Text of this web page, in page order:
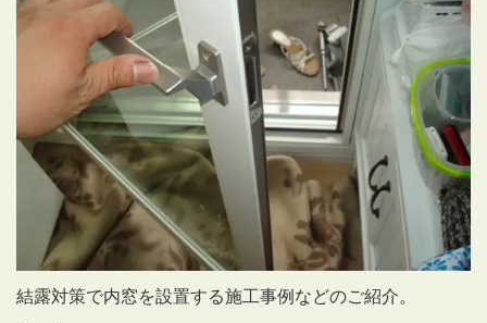
結露対策で内窓を設置する施工事例などのご紹介。